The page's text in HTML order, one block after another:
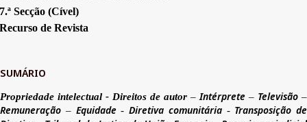
7.ª Secção (Cível)
Recurso de Revista
SUMÁRIO
Propriedade intelectual - Direitos de autor – Intérprete – Televisão –
Remuneração – Equidade- Diretiva comunitária- Transposição de